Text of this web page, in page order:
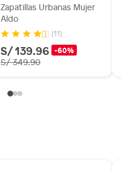
Zapatillas Urbanas Mujer
Aldo
(11)
S/ 139.96 -60%
S/ 349.90